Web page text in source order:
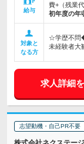
給与
費+（残業
初年度の年
対象と
なる方
☆学歴不問
未経験者大
求人詳細
志望動機・自己PR不要